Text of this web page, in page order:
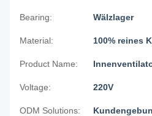
Bearing: Wälzlager
Material: 100% reines
Product Name:
Voltage: 220V
ODM Solutions: